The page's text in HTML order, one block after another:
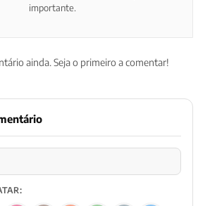
importante.
ainda. Seja o primeiro a comentar!